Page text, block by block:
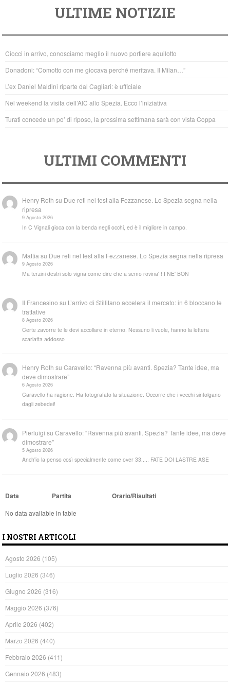
e
b
o
o
k
er
at
s
A
p
p
ULTIME NOTIZIE
Ciocci in arrivo, conosciamo meglio il nuovo portiere aquilotto
Donadoni: “Comotto con me giocava perché meritava. Il Milan…”
L’ex Daniel Maldini riparte dal Cagliari: è ufficiale
Nel weekend la visita dell’AIC allo Spezia. Ecco l’iniziativa
Turati concede un po’ di riposo, la prossima settimana sarà con vista Coppa
ULTIMI COMMENTI
Henry Roth su Due reti nel test alla Fezzanese. Lo Spezia segna nella
ripresa
9 Agosto 2026
In C Vignali gioca con la benda negli occhi, ed è il migliore in campo.
Mattia su Due reti nel test alla Fezzanese. Lo Spezia segna nella ripresa
9 Agosto 2026
Ma terzini destri solo vigna come dire che a semo rovina' ! I NE' BON
Il Francesino su L’arrivo di Stillitano accelera il mercato: in 6 bloccano le
trattative
8 Agosto 2026
Certe zavorre te le devi accollare in eterno. Nessuno li vuole, hanno la lettera
scarlatta addosso
Henry Roth suCaravello: “Ravenna più avanti. Spezia? Tante idee, ma
deve dimostrare”
6 Agosto 2026
Caravello ha ragione. Ha fotografato la situazione. Occorre che i vecchi sintolgano
dagli zebedei!
Pierluigi suCaravello: “Ravenna più avanti. Spezia? Tante idee, ma deve
dimostrare”
5 Agosto 2026
Anch'io la penso così specialmente come over 33..... FATE DOI LASTRE ASE
Data Partita Orario/Risultati
No data available in table
I NOSTRI ARTICOLI
Agosto 2026 (105)
Luglio 2026 (346)
Giugno 2026 (316)
Maggio 2026 (376)
Aprile 2026 (402)
Marzo 2026 (440)
Febbraio 2026 (411)
Gennaio 2026 (483)